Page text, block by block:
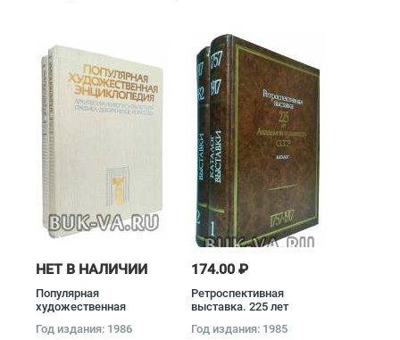
НЕТ В НАЛИЧИИ
Популярная
художественная
(комплект из 2 книг)
Год издания: 1986
174.00 ₽
Ретроспективная
выставка. 225 лет
СССР. Каталог (комплект
Год издания: 1985